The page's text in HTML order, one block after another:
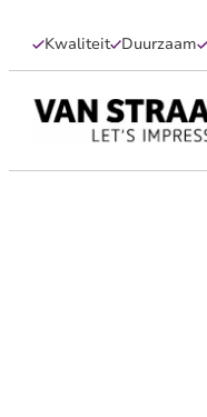
Kwaliteit Duurzaam